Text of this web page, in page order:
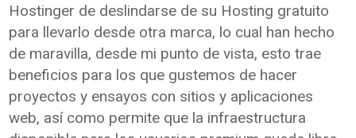
Hostinger de deslindarse de su Hosting gratuito
para llevarlo desde otra marca, lo cual han hecho
de maravilla, desde mi punto de vista, esto trae
beneficios para los que gustemos de hacer
proyectos y ensayos con sitios y aplicaciones
web, así como permite que la infraestructura